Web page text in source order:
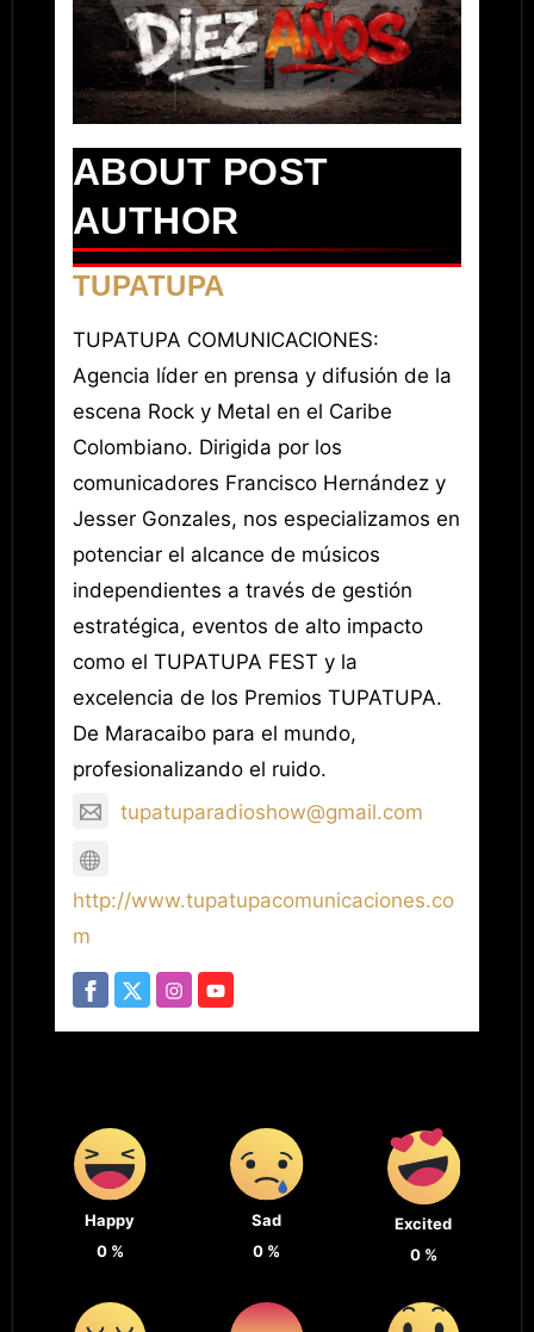
ABOUT POST
AUTHOR
TUPATUPA
TUPATUPA COMUNICACIONES:
Agencia líder en prensa y difusión de la
escena Rock y Metal en el Caribe
Colombiano. Dirigida por los
comunicadores Francisco Hernández y
Jesser Gonzales, nos especializamos en
potenciar el alcance de músicos
independientes a través de gestión
estratégica, eventos de alto impacto
como el TUPATUPA FEST y la
excelencia de los Premios TUPATUPA.
De Maracaibo para el mundo,
profesionalizando el ruido.
tupatuparadioshow@gmail.com
http://www.tupatupacomunicaciones.co
m
Happy
0%
Sad
0 %
Excited
0%